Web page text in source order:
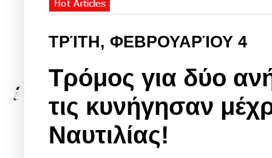
ΤΡΊΤΗ, ΦΕΒΡΟΥΑΡΊΟΥ 4
Τρόμος για δύο
τις κυνήγησαν
Ναυτιλίας!